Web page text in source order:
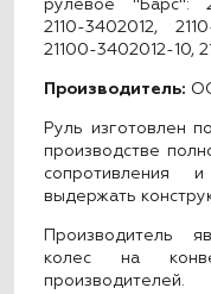
рулевое "Барс":
2110-3402012,
21100-3402012-10,
Производитель:
Руль изготовлен
производстве
сопротивления
выдержать
Производитель
колес на
производителей.